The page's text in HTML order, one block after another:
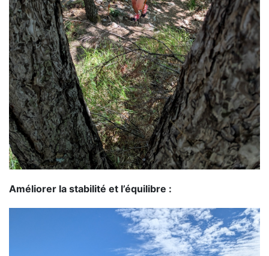
Améliorer la stabilité et l’équilibre :